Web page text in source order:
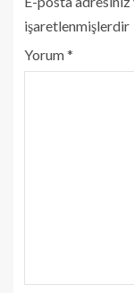
işaretlenmişlerdir
Yorum*